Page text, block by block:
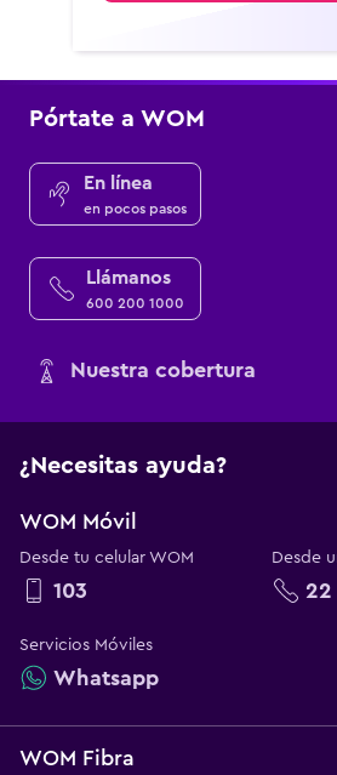
Pórtate a WOM
En línea
en pocos pasos
Llámanos
600 200 1000
Nuestra cobertura
¿Necesitas ayuda?
WOM Móvil
Desde tu celular WOM
103
Desde
22
Servicios Móviles
Whatsapp
WOM Fibra